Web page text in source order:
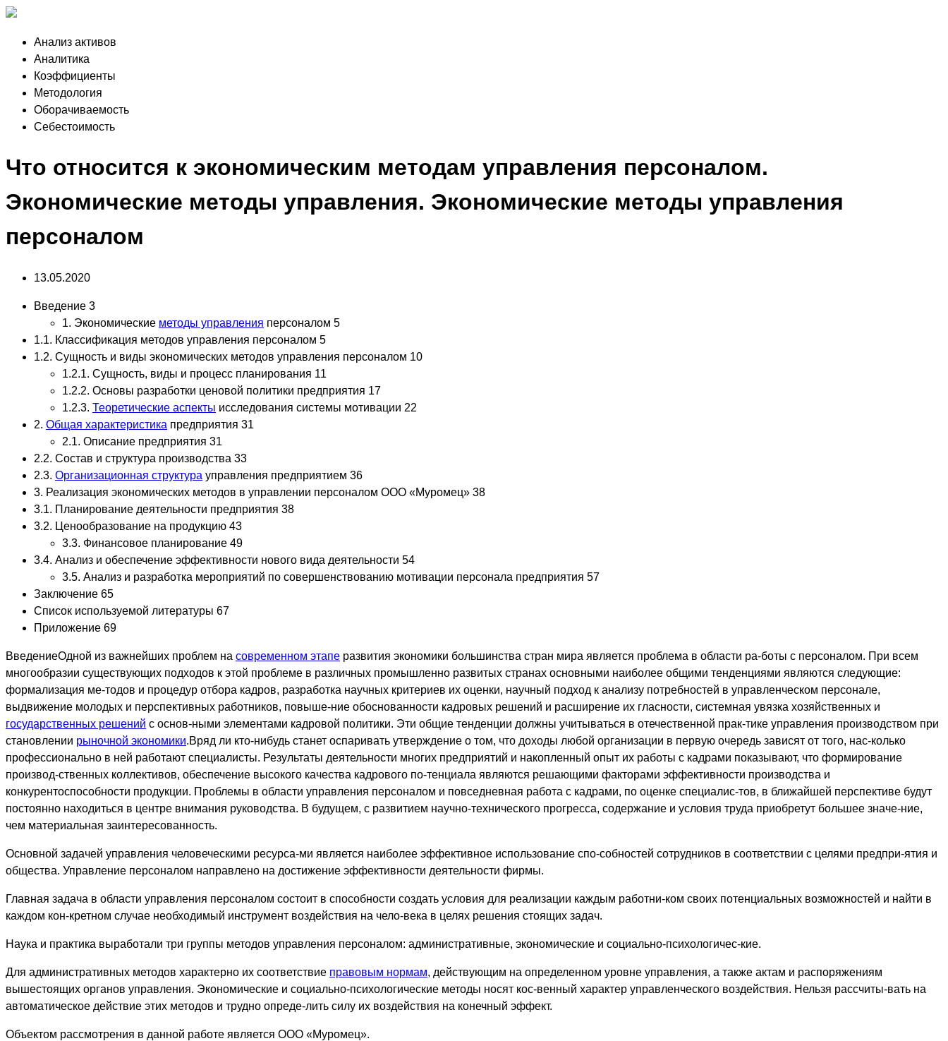
Анализ активов
Аналитика
Коэффициенты
Методология
Оборачиваемость
Себестоимость
Что относится к экономическим методам управления персоналом.
Экономические методы управления. Экономические методы управления
персоналом
13.05.2020
Введение 3
1. Экономические методы управления персоналом 5
1.1. Классификация методов управления персоналом 5
1.2. Сущность и виды экономических методов управления персоналом 10
1.2.1. Сущность, виды и процесс планирования 11
1.2.2. Основы разработки ценовой политики предприятия 17
1.2.3. Теоретические аспекты исследования системы мотивации 22
2. Общая характеристика предприятия 31
2.1. Описание предприятия 31
2.2. Состав и структура производства 33
2.3. Организационная структура управления предприятием 36
3. Реализация экономических методов в управлении персоналом ООО «Муромец» 38
3.1. Планирование деятельности предприятия 38
3.2. Ценообразование на продукцию 43
3.3. Финансовое планирование 49
3.4. Анализ и обеспечение эффективности нового вида деятельности 54
3.5. Анализ и разработка мероприятий по совершенствованию мотивации персонала предприятия 57
Заключение 65
Список используемой литературы 67
Приложение 69
ВведениеОдной из важнейших проблем на современном этапе развития экономики большинства стран мира является проблема в области ра-боты с персоналом. При всем
многообразии существующих подходов к этой проблеме в различных промышленно развитых странах основными наиболее общими тенденциями являются следующие:
формализация ме-тодов и процедур отбора кадров, разработка научных критериев их оценки, научный подход к анализу потребностей в управленческом персонале,
выдвижение молодых и перспективных работников, повыше-ние обоснованности кадровых решений и расширение их гласности, системная увязка хозяйственных и
государственных решений с основ-ными элементами кадровой политики. Эти общие тенденции должны учитываться в отечественной прак-тике управления производством при
становлении рыночной экономики.Вряд ли кто-нибудь станет оспаривать утверждение о том, что доходы любой организации в первую очередь зависят от того, нас-колько
профессионально в ней работают специалисты. Результаты деятельности многих предприятий и накопленный опыт их работы с кадрами показывают, что формирование
производ-ственных коллективов, обеспечение высокого качества кадрового по-тенциала являются решающими факторами эффективности производства и
конкурентоспособности продукции. Проблемы в области управления персоналом и повседневная работа с кадрами, по оценке специалис-тов, в ближайшей перспективе будут
постоянно находиться в центре внимания руководства. В будущем, с развитием научно-технического прогресса, содержание и условия труда приобретут большее значе-ние,
чем материальная заинтересованность.
Основной задачей управления человеческими ресурса-ми является наиболее эффективное использование спо-собностей сотрудников в соответствии с целями предпри-ятия и
общества. Управление персоналом направлено на достижение эффективности деятельности фирмы.
Главная задача в области управления персоналом состоит в способности создать условия для реализации каждым работни-ком своих потенциальных возможностей и найти в
каждом кон-кретном случае необходимый инструмент воздействия на чело-века в целях решения стоящих задач.
Наука и практика выработали три группы методов управления персоналом: административные, экономические и социально-психологичес-кие.
Для административных методов характерно их соответствие правовым нормам, действующим на определенном уровне управления, а также актам и распоряжениям
вышестоящих органов управления. Экономические и социально-психологические методы носят кос-венный характер управленческого воздействия. Нельзя рассчиты-вать на
автоматическое действие этих методов и трудно опреде-лить силу их воздействия на конечный эффект.
Объектом рассмотрения в данной работе является ООО «Муромец».